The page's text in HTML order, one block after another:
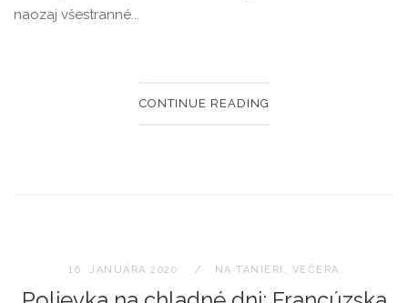
naozaj všestranné...
CONTINUE READING
16. JANUÁRA 2020 NA TANIERI , VEČERA